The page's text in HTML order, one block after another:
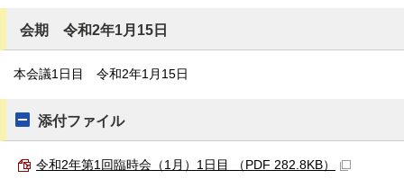
会期 令和2年1月15日
本会議1日目 令和2年1月15日
添付ファイル
令和2年第1回臨時会（1月）1日目 （PDF 282.8KB）